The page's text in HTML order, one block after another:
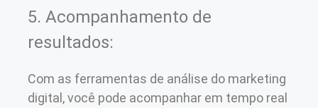
5. Acompanhamento de
resultados:
Com as ferramentas de análise do marketing
digital, você pode acompanhar em tempo real